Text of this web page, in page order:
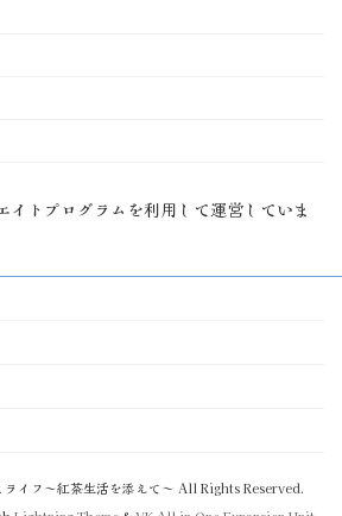
イトプログラムを利用して運営していま
イフ～紅茶生活を添えて～ All Rights Reserved.